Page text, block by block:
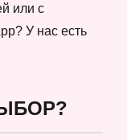
или с
У нас есть